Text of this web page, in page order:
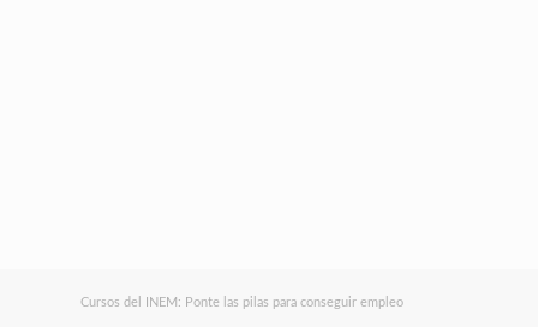
Cursos del INEM: Ponte las pilas para conseguir empleo